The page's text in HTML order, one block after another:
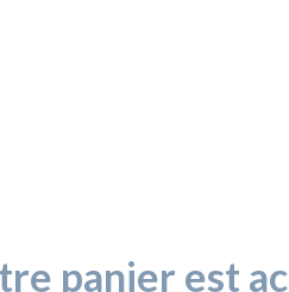
panier est